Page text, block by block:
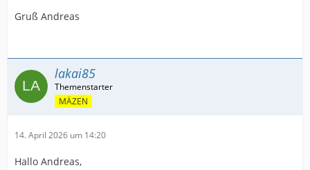
Robert
Gruß Andreas
lakai85
MÄZEN
14. April 2026 um 14:20
Hallo Andreas,